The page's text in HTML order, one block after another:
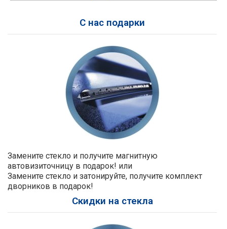
С нас подарки
Замените стекло и получите магнитную
автовизиточницу в подарок! или
Замените стекло и затонируйте, получите комплект
дворников в подарок!
Скидки на стекла